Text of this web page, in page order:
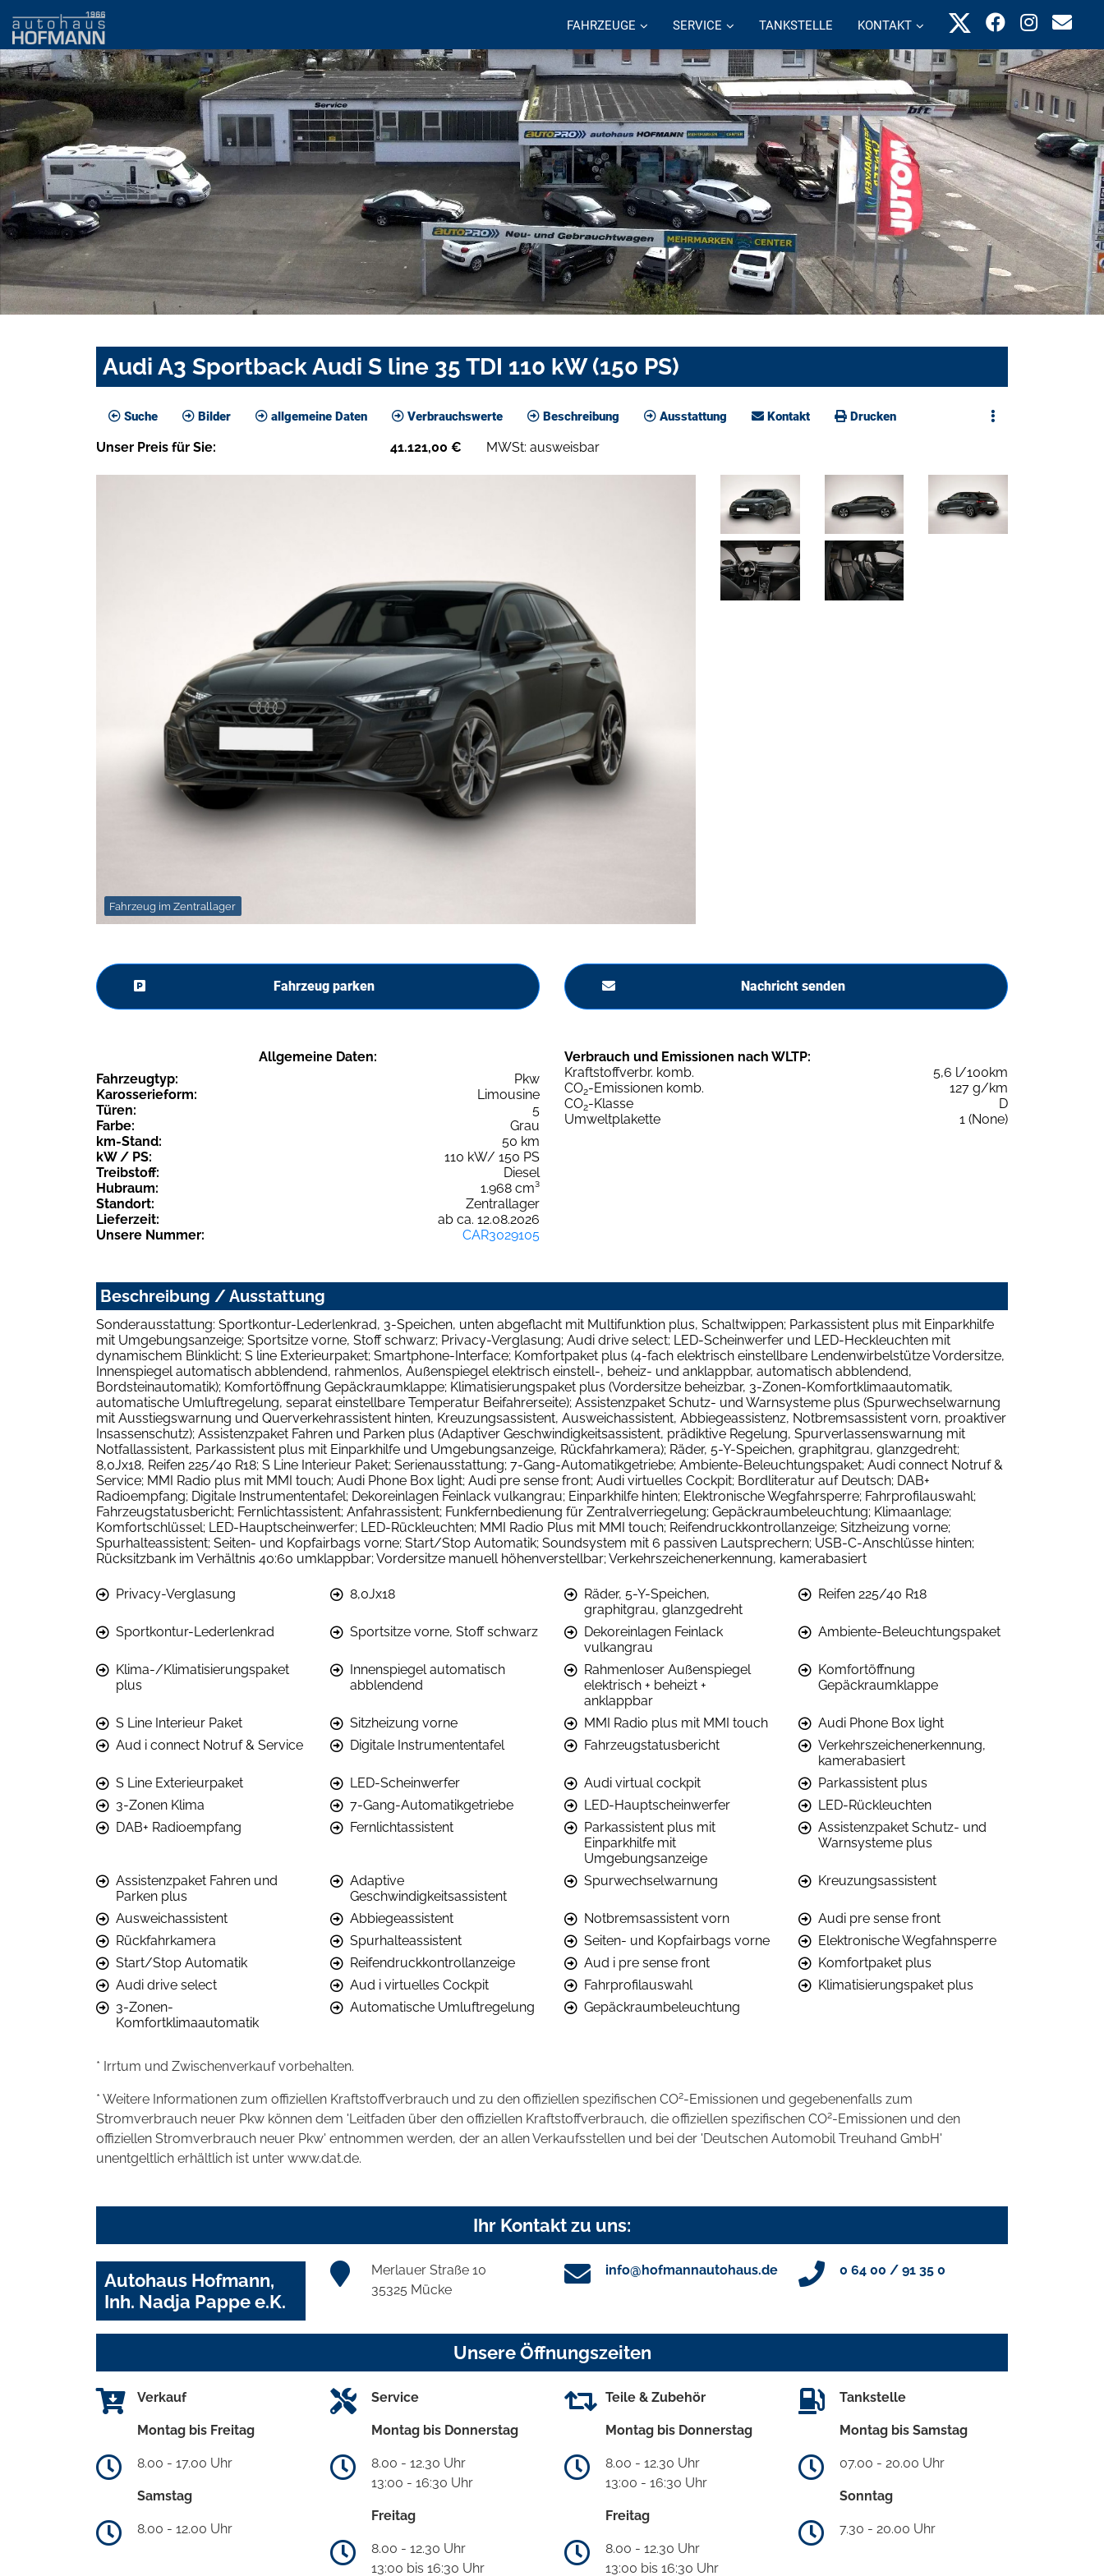
FAHRZEUGE SERVICE TANKSTELLE KONTAKT
Audi A3 Sportback Audi S line 35 TDI 110 kW (150 PS)
Suche Bilder allgemeine Daten Verbrauchswerte Beschreibung Ausstattung Kontakt Drucken
Unser Preis für Sie: 41.121,00 € MWSt: ausweisbar
Fahrzeug im Zentrallager
Fahrzeug parken Nachricht senden
Allgemeine Daten:
Fahrzeugtyp:
Pkw
Karosserieform:
Limousine
Türen:
5
Farbe:
Grau
km-Stand:
50 km
kW / PS:
110 kW/ 150 PS
Treibstoff:
Diesel
Hubraum:
1.968 cm³
Standort:
Zentrallager
Lieferzeit:
ab ca. 12.08.2026
Unsere Nummer:
CAR3029105
Verbrauch und Emissionen nach WLTP:
Kraftstoffverbr. komb.
5,6 l/100km
CO2-Emissionen komb.
127 g/km
CO2-Klasse
D
Umweltplakette
1 (None)
Beschreibung / Ausstattung
Sonderausstattung: Sportkontur-Lederlenkrad, 3-Speichen, unten abgeflacht mit Multifunktion plus, Schaltwippen; Parkassistent plus mit Einparkhilfe
mit Umgebungsanzeige; Sportsitze vorne, Stoff schwarz; Privacy-Verglasung; Audi drive select; LED-Scheinwerfer und LED-Heckleuchten mit
dynamischem Blinklicht; S line Exterieurpaket; Smartphone-Interface; Komfortpaket plus (4-fach elektrisch einstellbare Lendenwirbelstütze Vordersitze,
Innenspiegel automatisch abblendend, rahmenlos, Außenspiegel elektrisch einstell-, beheiz- und anklappbar, automatisch abblendend,
Bordsteinautomatik); Komfortöffnung Gepäckraumklappe; Klimatisierungspaket plus (Vordersitze beheizbar, 3-Zonen-Komfortklimaautomatik,
automatische Umluftregelung, separat einstellbare Temperatur Beifahrerseite); Assistenzpaket Schutz- und Warnsysteme plus (Spurwechselwarnung
mit Ausstiegswarnung und Querverkehrassistent hinten, Kreuzungsassistent, Ausweichassistent, Abbiegeassistenz, Notbremsassistent vorn, proaktiver
Insassenschutz); Assistenzpaket Fahren und Parken plus (Adaptiver Geschwindigkeitsassistent, prädiktive Regelung, Spurverlassenswarnung mit
Notfallassistent, Parkassistent plus mit Einparkhilfe und Umgebungsanzeige, Rückfahrkamera); Räder, 5-Y-Speichen, graphitgrau, glanzgedreht;
8,0Jx18, Reifen 225/40 R18; S Line Interieur Paket; Serienausstattung; 7-Gang-Automatikgetriebe; Ambiente-Beleuchtungspaket; Audi connect Notruf &
Service; MMI Radio plus mit MMI touch; Audi Phone Box light; Audi pre sense front; Audi virtuelles Cockpit; Bordliteratur auf Deutsch; DAB+
Radioempfang; Digitale Instrumententafel; Dekoreinlagen Feinlack vulkangrau; Einparkhilfe hinten; Elektronische Wegfahrsperre; Fahrprofilauswahl;
Fahrzeugstatusbericht; Fernlichtassistent; Anfahrassistent; Funkfernbedienung für Zentralverriegelung; Gepäckraumbeleuchtung; Klimaanlage;
Komfortschlüssel; LED-Hauptscheinwerfer; LED-Rückleuchten; MMI Radio Plus mit MMI touch; Reifendruckkontrollanzeige; Sitzheizung vorne;
Spurhalteassistent; Seiten- und Kopfairbags vorne; Start/Stop Automatik; Soundsystem mit 6 passiven Lautsprechern; USB-C-Anschlüsse hinten;
Rücksitzbank im Verhältnis 40:60 umklappbar; Vordersitze manuell höhenverstellbar; Verkehrszeichenerkennung, kamerabasiert
Privacy-Verglasung 8,0Jx18
Räder, 5-Y-Speichen,
graphitgrau, glanzgedreht
Reifen 225/40 R18
Sportkontur-Lederlenkrad Sportsitze vorne, Stoff schwarz
Dekoreinlagen Feinlack
vulkangrau
Ambiente-Beleuchtungspaket
Klima-/Klimatisierungspaket
plus
Innenspiegel automatisch
abblendend
Rahmenloser Außenspiegel
elektrisch + beheizt +
anklappbar
Komfortöffnung
Gepäckraumklappe
S Line Interieur Paket Sitzheizung vorne MMI Radio plus mit MMI touch
Audi Phone Box light
Aud i connect Notruf & Service
Digitale Instrumententafel Fahrzeugstatusbericht
Verkehrszeichenerkennung,
kamerabasiert
S Line Exterieurpaket
LED-Scheinwerfer Audi virtual cockpit
Parkassistent plus
3-Zonen Klima
7-Gang-Automatikgetriebe LED-Hauptscheinwerfer
LED-Rückleuchten
DAB+ Radioempfang
Fernlichtassistent
Parkassistent plus mit
Einparkhilfe mit
Umgebungsanzeige
Assistenzpaket Schutz- und
Warnsysteme plus
Assistenzpaket Fahren und
Parken plus
Adaptive
Geschwindigkeitsassistent
Spurwechselwarnung Kreuzungsassistent
Ausweichassistent Abbiegeassistent Notbremsassistent vorn
Audi pre sense front
Rückfahrkamera
Spurhalteassistent Seiten- und Kopfairbags vorne
Elektronische Wegfahnsperre
Start/Stop Automatik
Reifendruckkontrollanzeige Aud i pre sense front
Komfortpaket plus
Audi drive select
Aud i virtuelles Cockpit Fahrprofilauswahl
Klimatisierungspaket plus
3-Zonen-
Komfortklimaautomatik
Automatische Umluftregelung Gepäckraumbeleuchtung
* Irrtum und Zwischenverkauf vorbehalten.
* Weitere Informationen zum offiziellen Kraftstoffverbrauch und zu den offiziellen spezifischen CO2-Emissionen und gegebenenfalls zum
Stromverbrauch neuer Pkw können dem 'Leitfaden über den offiziellen Kraftstoffverbrauch, die offiziellen spezifischen CO2-Emissionen und den
offiziellen Stromverbrauch neuer Pkw' entnommen werden, der an allen Verkaufsstellen und bei der 'Deutschen Automobil Treuhand GmbH'
unentgeltlich erhältlich ist unter www.dat.de.
Ihr Kontakt zu uns:
Autohaus Hofmann,
Inh. Nadja Pappe e.K.
Merlauer Straße 10
35325 Mücke
info@hofmannautohaus.de 0 64 00 / 91 35 0
Unsere Öffnungszeiten
Verkauf
Montag bis Freitag
8.00 - 17.00 Uhr
Samstag
8.00 - 12.00 Uhr
Service
Montag bis Donnerstag
8.00 - 12.30 Uhr
13:00 - 16:30 Uhr
Freitag
8.00 - 12.30 Uhr
13:00 bis 16:30 Uhr
Teile & Zubehör
Montag bis Donnerstag
8.00 - 12.30 Uhr
13:00 - 16:30 Uhr
Freitag
8.00 - 12.30 Uhr
13:00 bis 16:30 Uhr
Tankstelle
Montag bis Samstag
07.00 - 20.00 Uhr
Sonntag
7.30 - 20.00 Uhr